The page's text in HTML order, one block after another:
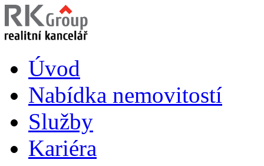
Úvod
Nabídka nemovitostí
Služby
Kariéra